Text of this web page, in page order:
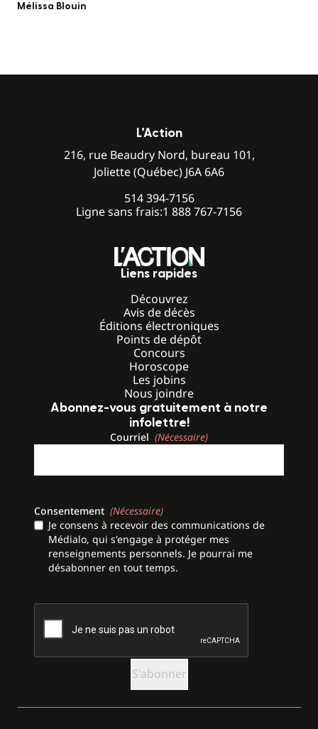
Mélissa Blouin
L’Action
216, rue Beaudry Nord, bureau 101,
Joliette (Québec) J6A 6A6
514 394-7156
Ligne sans frais:1 888 767-7156
Liens rapides
Découvrez
Avis de décès
Éditions électroniques
Points de dépôt
Concours
Horoscope
Les jobins
Nous joindre
Abonnez-vous gratuitement à notre
infolettre!
Courriel (Nécessaire)
Consentement (Nécessaire)
Je consens à recevoir des communications de
Médialo, qui s'engage à protéger mes
renseignements personnels. Je pourrai me
désabonner en tout temps.
CAPTCHA